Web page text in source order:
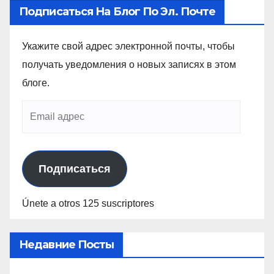
k
Подписаться На Блог По Эл. Почте
Укажите свой адрес электронной почты, чтобы
получать уведомления о новых записях в этом
блоге.
Подписаться
Únete a otros 125 suscriptores
Недавние Посты